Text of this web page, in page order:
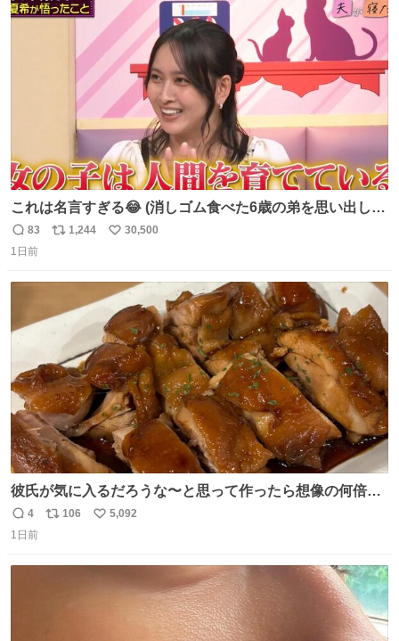
3回ほど。 小さい手だけど、地味に痛い。 その後、娘は旦
那に泣きついてた。
ト
これは名言すぎる😂 (消しゴム食べた6歳の弟を思い出しな
がら)
返
信
83
リ
数
1,244
い
数
30,500
1日前
彼氏が気に入るだろうな〜と思って作ったら想像の何倍も
美味しい美味しい言ってくれて嬉しい
返
信
4
リ
106
い
5,092
1日前